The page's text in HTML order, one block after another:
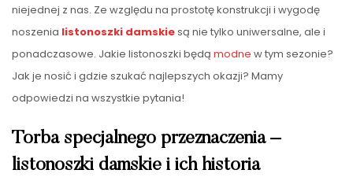
niejednej z nas. Ze względu na prostotę konstrukcji i wygodę
noszenia listonoszki damskiesą nie tylko uniwersalne, ale i
ponadczasowe. Jakie listonoszki będą modne w tym sezonie?
Jak je nosić i gdzie szukać najlepszych okazji? Mamy
odpowiedzi na wszystkie pytania!
Torba specjalnego przeznaczenia –
listonoszki damskie i ich historia